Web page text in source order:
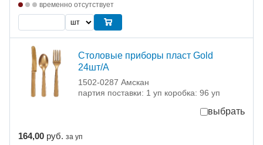
временно отсутствует
Столовые приборы пласт Gold
24шт/A
1502-0287 Амскан
партия поставки: 1 уп коробка: 96 уп
выбрать
164,00 руб. за уп